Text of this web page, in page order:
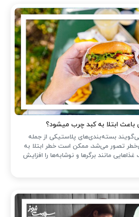
باعث ابتلا به کبد چرب میشود؟
بسته‌بندی‌های پلاستیکی از جمله
تصور می‌شد، ممکن است خطر ابتلا به
مانند برگرها و نوشابه‌ها را افزایش